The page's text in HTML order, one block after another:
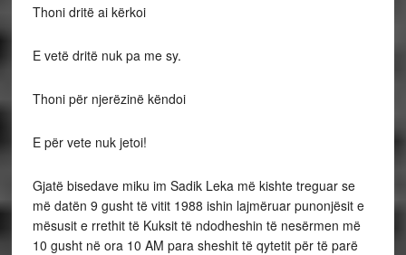
Thoni dritë ai kërkoi
E vetë dritë nuk pa me sy.
Thoni për njerëzinë këndoi
E për vete nuk jetoi!
Gjatë bisedave miku im Sadik Leka më kishte treguar se
më datën 9 gusht të vitit 1988 ishin lajmëruar punonjësit e
mësusit e rrethit të Kuksit të ndodheshin të nesërmen më
10 gusht në ora 10 AM para sheshit të qytetit për të parë